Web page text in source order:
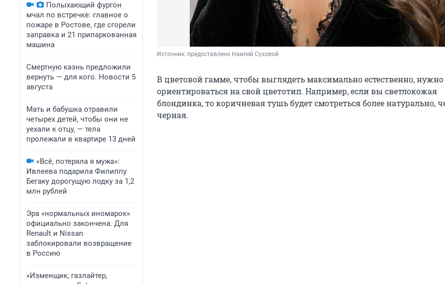
Полыхающий фургон
мчал по встречке: главное о
пожаре в Ростове, где сгорели
заправка и 21 припаркованная
машина
Смертную казнь предложили
вернуть — для кого. Новости 5
августа
Мать и бабушка отравили
четырех детей, чтобы они не
уехали к отцу, — тела
пролежали в квартире 13 дней
«Всё, потеряла я мужа»:
Ивлеева подарила Филиппу
Бегаку дорогущую лодку за 1,2
млн рублей
Эра «нормальных иномарок»
официально закончена. Для
Renault и Nissan
заблокировали возвращение
в Россию
«Изменщик, газлайтер,
Источник: предоставлено Наилей Суховой
В цветовой гамме, чтобы выглядеть максимально естественно, нужно
ориентироваться на свой цветотип. Например, если вы светлокожая
блондинка, то коричневая тушь будет смотреться более натурально,
черная.